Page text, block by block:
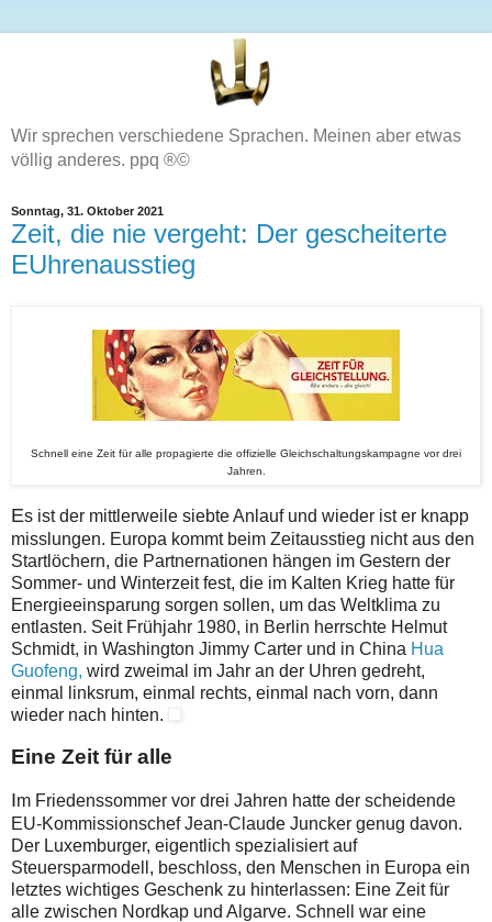
Wir sprechen verschiedene Sprachen. Meinen aber etwas
völlig anderes. ppq ®©
Sonntag, 31. Oktober 2021
Zeit, die nie vergeht: Der gescheiterte
EUhrenausstieg
Schnell eine Zeit für alle propagierte die offizielle Gleichschaltungskampagne vor drei
Jahren.
Es ist der mittlerweile siebte Anlauf und wieder ist er knapp
misslungen. Europa kommt beim Zeitausstieg nicht aus den
Startlöchern, die Partnernationen hängen im Gestern der
Sommer- und Winterzeit fest, die im Kalten Krieg hatte für
Energieeinsparung sorgen sollen, um das Weltklima zu
entlasten. Seit Frühjahr 1980, in Berlin herrschte Helmut
Schmidt, in Washington Jimmy Carter und in China Hua
Guofeng, wird zweimal im Jahr an der Uhren gedreht,
einmal linksrum, einmal rechts, einmal nach vorn, dann
wieder nach hinten.
Eine Zeit für alle
Im Friedenssommer vor drei Jahren hatte der scheidende
EU-Kommissionschef Jean-Claude Juncker genug davon.
Der Luxemburger, eigentlich spezialisiert auf
Steuersparmodell, beschloss, den Menschen in Europa ein
letztes wichtiges Geschenk zu hinterlassen: Eine Zeit für
alle zwischen Nordkap und Algarve. Schnell war eine